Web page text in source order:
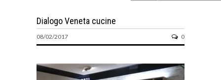
Dialogo Veneta cucine
08/02/2017 0